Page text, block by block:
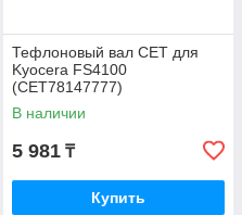
Тефлоновый вал CET для
Kyocera FS4100
(CET78147777)
В наличии
5 981 ₸
Купить